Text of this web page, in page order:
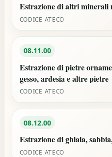
Estrazione di altri minerali
CODICE ATECO
08.11.00
Estrazione di pietre
gesso, ardesia e altre pietre
CODICE ATECO
08.12.00
Estrazione di ghiaia,
CODICE ATECO